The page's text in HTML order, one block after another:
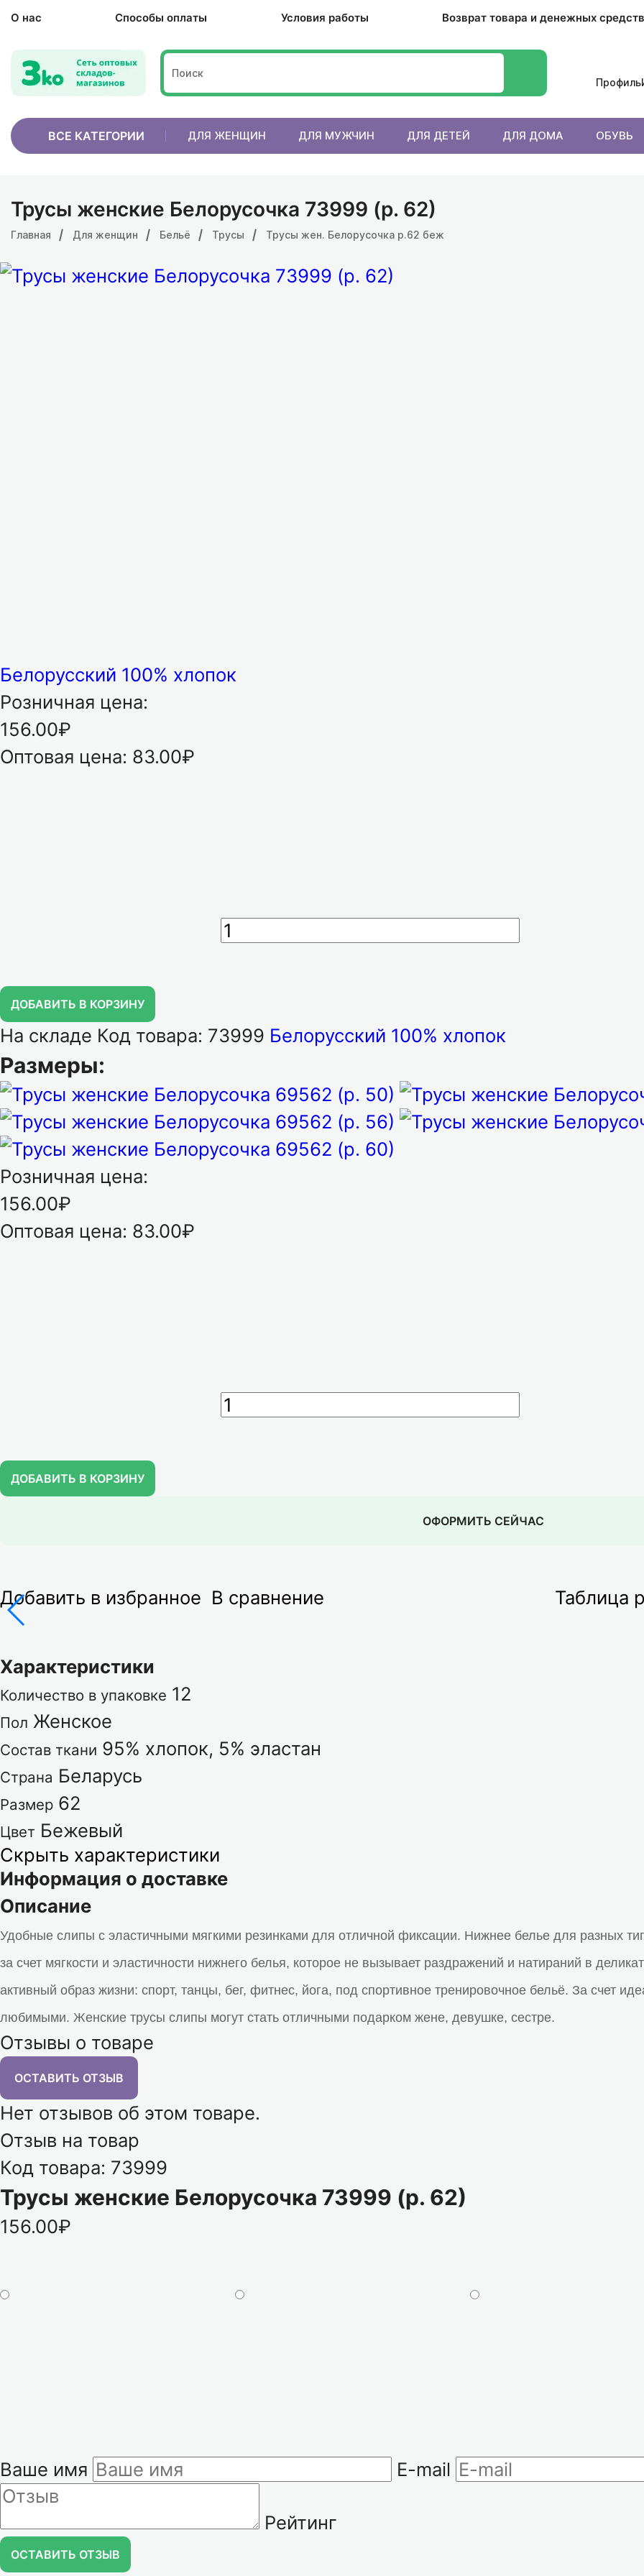
О нас Способы оплаты Условия работы Возврат товара и денежных средств
Профиль
ВСЕ КАТЕГОРИИ ДЛЯ ЖЕНЩИН ДЛЯ МУЖЧИН ДЛЯ ДЕТЕЙ ДЛЯ ДОМА ОБУВЬ
Трусы женские Белорусочка 73999 (р. 62)
Главная Для женщин Бельё Трусы Трусы жен. Белорусочка р.62 беж
Белорусский 100% хлопок
Розничная цена:
156.00₽
Оптовая цена: 83.00₽
ДОБАВИТЬ В КОРЗИНУ
На складе Код товара: 73999 Белорусский 100% хлопок
Размеры:
Розничная цена:
156.00₽
Оптовая цена: 83.00₽
ДОБАВИТЬ В КОРЗИНУ
ОФОРМИТЬ СЕЙЧАС
Добавить в избранное В сравнение Таблица
Характеристики
Количество в упаковке 12
Пол Женское
Состав ткани 95% хлопок, 5% эластан
Страна Беларусь
Размер 62
Цвет Бежевый
Скрыть характеристики
Информация о доставке
Описание
Удобные слипы с эластичными мягкими резинками для отличной фиксации. Нижнее белье для разных
за счет мягкости и эластичности нижнего белья, которое не вызывает раздражений и натираний в
активный образ жизни: спорт, танцы, бег, фитнес, йога, под спортивное тренировочное бельё. За счет
любимыми. Женские трусы слипы могут стать отличными подарком жене, девушке, сестре.
Отзывы о товаре
ОСТАВИТЬ ОТЗЫВ
Нет отзывов об этом товаре.
Отзыв на товар
Код товара: 73999
Трусы женские Белорусочка 73999 (р. 62)
156.00₽
Ваше имя E-mail
Рейтинг
ОСТАВИТЬ ОТЗЫВ